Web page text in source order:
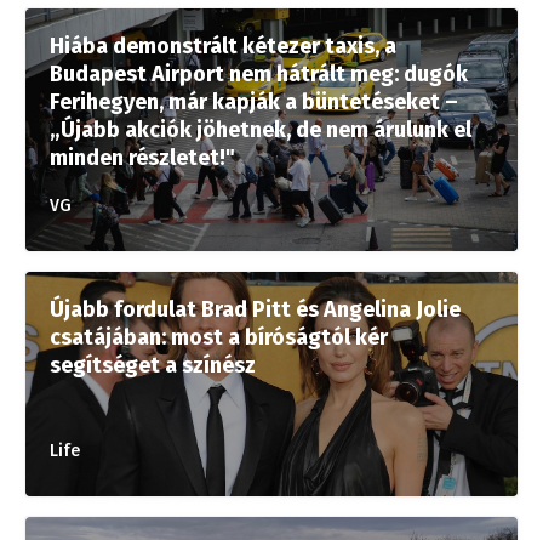
Hiába demonstrált kétezer taxis, a
Budapest Airport nem hátrált meg: dugók
Ferihegyen, már kapják a büntetéseket –
„Újabb akciók jöhetnek, de nem árulunk el
minden részletet!"
VG
Újabb fordulat Brad Pitt és Angelina Jolie
csatájában: most a bíróságtól kér
segítséget a színész
Life